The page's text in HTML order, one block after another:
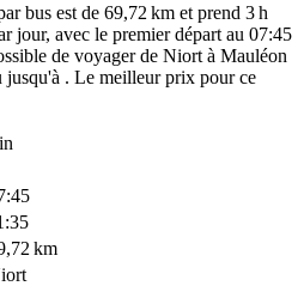
bus est de 69,72 km et prend 3 h
jour, avec le premier départ au 07:45
de voyager de Niort à Mauléon
jusqu'à . Le meilleur prix pour ce
km